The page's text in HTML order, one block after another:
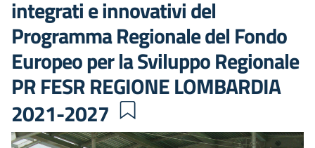
integrati e innovativi del
Programma Regionale del Fondo
Europeo per la Sviluppo Regionale
PR FESR REGIONE LOMBARDIA
2021-2027